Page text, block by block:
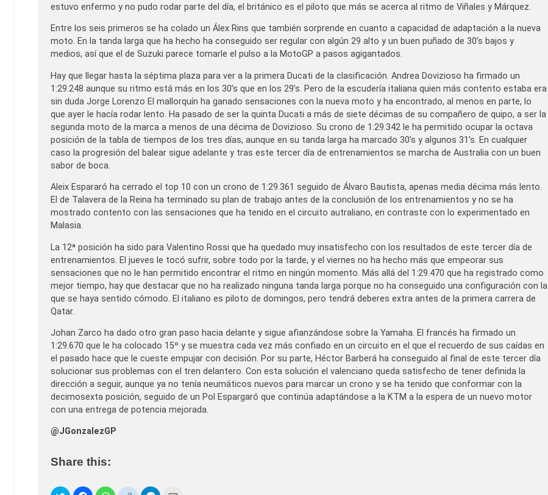
estuvo enfermo y no pudo rodar parte del día, el británico es el piloto que más se acerca al ritmo de Viñales y Márquez.
Entre los seis primeros se ha colado un Álex Rins que también sorprende en cuanto a capacidad de adaptación a la nueva
moto. En la tanda larga que ha hecho ha conseguido ser regular con algún 29 alto y un buen puñado de 30’s bajos y
medios, así que el de Suzuki parece tomarle el pulso a la MotoGP a pasos agigantados.
Hay que llegar hasta la séptima plaza para ver a la primera Ducati de la clasificación. Andrea Dovizioso ha firmado un
1:29.248 aunque su ritmo está más en los 30’s que en los 29’s. Pero de la escudería italiana quien más contento estaba era
sin duda Jorge Lorenzo El mallorquín ha ganado sensaciones con la nueva moto y ha encontrado, al menos en parte, lo
que ayer le hacía rodar lento. Ha pasado de ser la quinta Ducati a más de siete décimas de su compañero de quipo, a ser la
segunda moto de la marca a menos de una décima de Dovizioso. Su crono de 1:29.342 le ha permitido ocupar la octava
posición de la tabla de tiempos de los tres días, aunque en su tanda larga ha marcado 30’s y algunos 31’s. En cualquier
caso la progresión del balear sigue adelante y tras este tercer día de entrenamientos se marcha de Australia con un buen
sabor de boca.
Aleix Espararó ha cerrado el top 10 con un crono de 1:29.361 seguido de Álvaro Bautista, apenas media décima más lento.
El de Talavera de la Reina ha terminado su plan de trabajo antes de la conclusión de los entrenamientos y no se ha
mostrado contento con las sensaciones que ha tenido en el circuito autraliano, en contraste con lo experimentado en
Malasia.
La 12ª posición ha sido para Valentino Rossi que ha quedado muy insatisfecho con los resultados de este tercer día de
entrenamientos. El jueves le tocó sufrir, sobre todo por la tarde, y el viernes no ha hecho más que empeorar sus
sensaciones que no le han permitido encontrar el ritmo en ningún momento. Más allá del 1:29.470 que ha registrado como
mejor tiempo, hay que destacar que no ha realizado ninguna tanda larga porque no ha conseguido una configuración con la
que se haya sentido cómodo. El italiano es piloto de domingos, pero tendrá deberes extra antes de la primera carrera de
Qatar.
Johan Zarco ha dado otro gran paso hacia delante y sigue afianzándose sobre la Yamaha. El francés ha firmado un
1:29.670 que le ha colocado 15º y se muestra cada vez más confiado en un circuito en el que el recuerdo de sus caídas en
el pasado hace que le cueste empujar con decisión. Por su parte, Héctor Barberá ha conseguido al final de este tercer día
solucionar sus problemas con el tren delantero. Con esta solución el valenciano queda satisfecho de tener definida la
dirección a seguir, aunque ya no tenía neumáticos nuevos para marcar un crono y se ha tenido que conformar con la
decimosexta posición, seguido de un Pol Espargaró que continúa adaptándose a la KTM a la espera de un nuevo motor
con una entrega de potencia mejorada.
@JGonzalezGP
Share this: